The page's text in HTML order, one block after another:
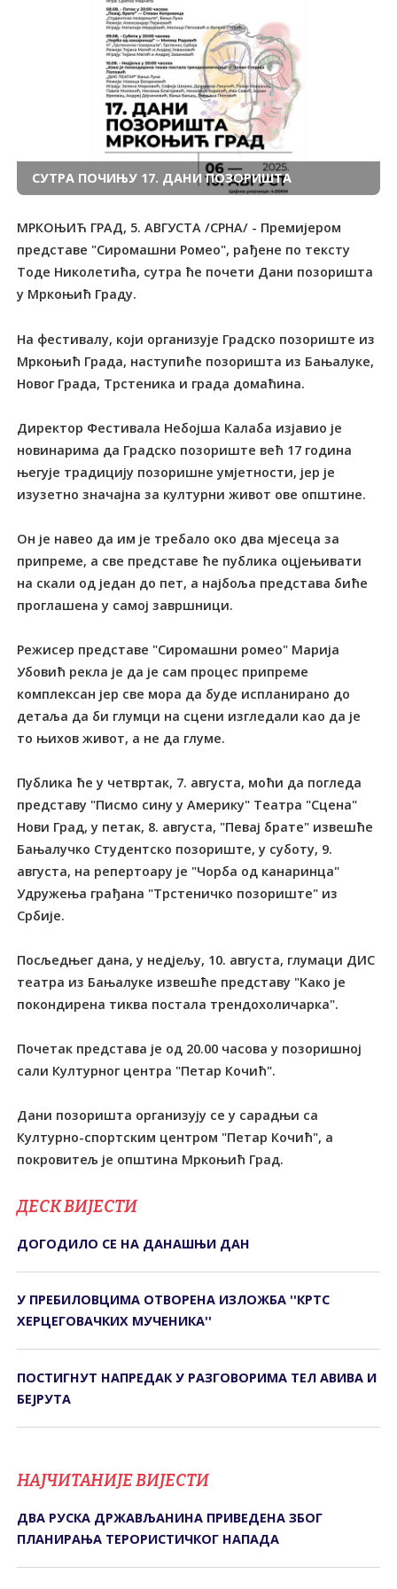
СУТРА ПОЧИЊУ 17. ДАНИ ПОЗОРИШТА
МРКОЊИЋ ГРАД, 5. АВГУСТА /СРНА/ - Премијером
представе "Сиромашни Ромео", рађене по тексту
Тоде Николетића, сутра ће почети Дани позоришта
у Мркоњић Граду.
На фестивалу, који организује Градско позориште из
Мркоњић Града, наступиће позоришта из Бањалуке,
Новог Града, Трстеника и града домаћина.
Директор Фестивала Небојша Калаба изјавио је
новинарима да Градско позориште већ 17 година
његује традицију позоришне умјетности, јер је
изузетно значајна за културни живот ове општине.
Он је навео да им је требало око два мјесеца за
припреме, а све представе ће публика оцјењивати
на скали од један до пет, а најбоља представа биће
проглашена у самој завршници.
Режисер представе "Сиромашни ромео" Марија
Убовић рекла је да је сам процес припреме
комплексан јер све мора да буде испланирано до
детаља да би глумци на сцени изгледали као да је
то њихов живот, а не да глуме.
Публика ће у четвртак, 7. августа, моћи да погледа
представу "Писмо сину у Америку" Театра "Сцена"
Нови Град, у петак, 8. августа, "Певај брате" извешће
Бањалучко Студентско позориште, у суботу, 9.
августа, на репертоару је "Чорба од канаринца"
Удружења грађана "Трстеничко позориште" из
Србије.
Посљедњег дана, у недјељу, 10. августа, глумаци ДИС
театра из Бањалуке извешће представу "Како је
покондирена тиква постала трендохоличарка".
Почетак представа је од 20.00 часова у позоришној
сали Културног центра "Петар Кочић".
Дани позоришта организују се у сарадњи са
Културно-спортским центром "Петар Кочић", а
покровитељ је општина Мркоњић Град.
ДЕСК ВИЈЕСТИ
ДОГОДИЛО СЕ НА ДАНАШЊИ ДАН
У ПРЕБИЛОВЦИМА ОTВОРЕНА ИЗЛОЖБА ''КРTС
ХЕРЦЕГОВАЧКИХ МУЧЕНИКА''
ПОСТИГНУТ НАПРЕДАК У РАЗГОВОРИМА ТЕЛ АВИВА И
БЕЈРУТА
НАЈЧИТАНИЈЕ ВИЈЕСТИ
ДВА РУСКА ДРЖАВЉАНИНА ПРИВЕДЕНА ЗБОГ
ПЛАНИРАЊА ТЕРОРИСТИЧКОГ НАПАДА